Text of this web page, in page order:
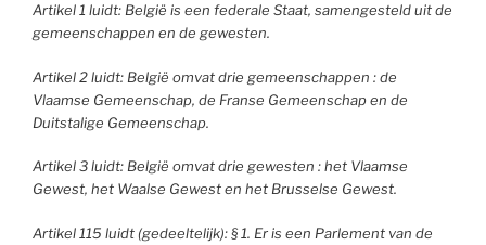
Artikel 1 luidt: België is een federale Staat, samengesteld uit de
gemeenschappen en de gewesten.
Artikel 2 luidt: België omvat drie gemeenschappen : de
Vlaamse Gemeenschap, de Franse Gemeenschap en de
Duitstalige Gemeenschap.
Artikel 3 luidt: België omvat drie gewesten : het Vlaamse
Gewest, het Waalse Gewest en het Brusselse Gewest.
Artikel 115 luidt (gedeeltelijk): § 1. Er is een Parlement van de